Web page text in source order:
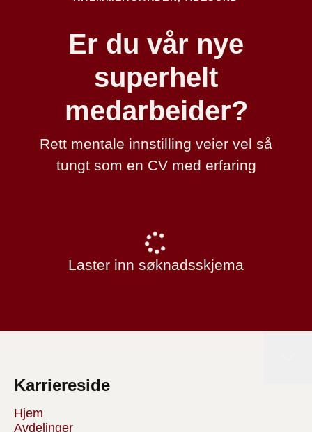
Er du vår nye
superhelt
medarbeider?
Rett mentale innstilling veier vel så
tungt som en CV med erfaring
Laster inn søknadsskjema
Karriereside
Hjem
Avdelinger